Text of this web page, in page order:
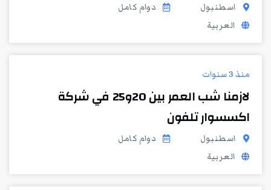
اسطنبول
دوام كامل
العربية
منذ 3 سنوات
لازمنا شب العمر بين 20و25 في شركة
اكسسوار تلفون
اسطنبول
دوام كامل
العربية